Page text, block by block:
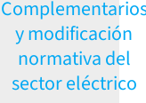
y modificación
normativa del
sector eléctrico